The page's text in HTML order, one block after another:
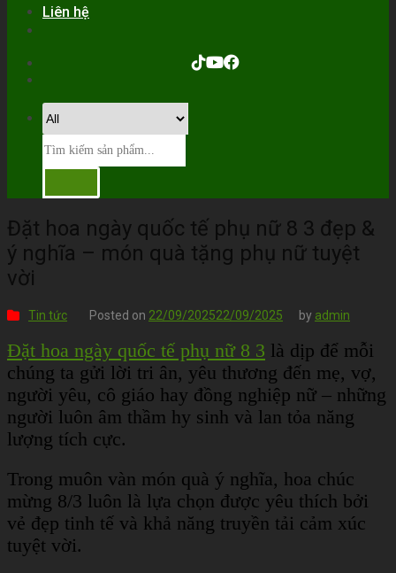
Liên hệ
Đặt hoa ngày quốc tế phụ nữ 8 3 đẹp &
ý nghĩa – món quà tặng phụ nữ tuyệt
vời
Tin tức Posted on 22/09/202522/09/2025 by admin
Đặt hoa ngày quốc tế phụ nữ 8 3 là dịp để mỗi
chúng ta gửi lời tri ân, yêu thương đến mẹ, vợ,
người yêu, cô giáo hay đồng nghiệp nữ – những
người luôn âm thầm hy sinh và lan tỏa năng
lượng tích cực.
Trong muôn vàn món quà ý nghĩa, hoa chúc
mừng 8/3 luôn là lựa chọn được yêu thích bởi
vẻ đẹp tinh tế và khả năng truyền tải cảm xúc
tuyệt vời.